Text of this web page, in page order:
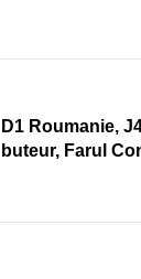
D1 Roumanie,
buteur, Farul